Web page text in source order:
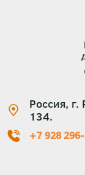
Россия,
134.
+7 928